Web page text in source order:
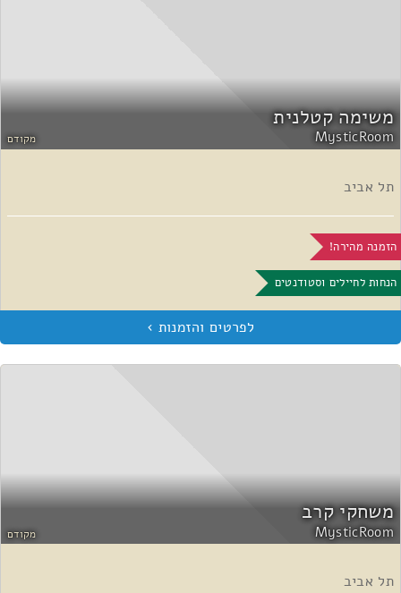
משימה קטלנית
MysticRoom מקודם
תל אביב
הזמנה מהירה!
הנחות לחיילים וסטודנטים
משחקי קרב
MysticRoom מקודם
תל אביב